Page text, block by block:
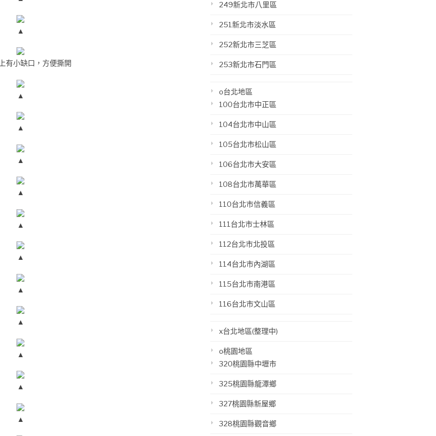
▲
有小缺口，方便撕開
▲
▲
▲
▲
▲
▲
▲
▲
▲
▲
▲
249新北市八里區
251新北市淡水區
252新北市三芝區
253新北市石門區
o台北地區
100台北市中正區
104台北市中山區
105台北市松山區
106台北市大安區
108台北市萬華區
110台北市信義區
111台北市士林區
112台北市北投區
114台北市內湖區
115台北市南港區
116台北市文山區
x台北地區(整理中)
o桃園地區
320桃園縣中壢市
325桃園縣龍潭鄉
327桃園縣新屋鄉
328桃園縣觀音鄉